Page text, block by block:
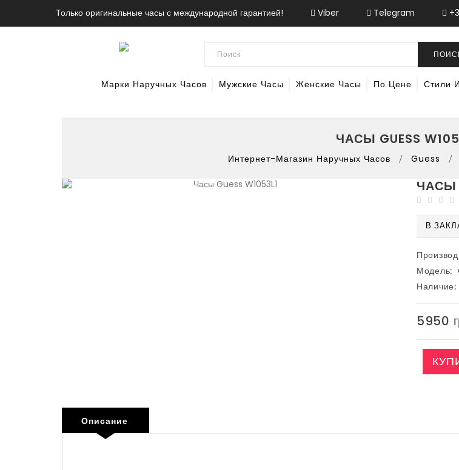
Только оригинальные часы с международной гарантией! Telegram
Viber
Марки Наручных Часов Мужские Часы Женские Часы По Цене Стили
ЧАСЫ GUESS
Интернет-Магазин Наручных Часов Guess
ЧАСЫ
В
Модель:
Наличие:
5950
Описание